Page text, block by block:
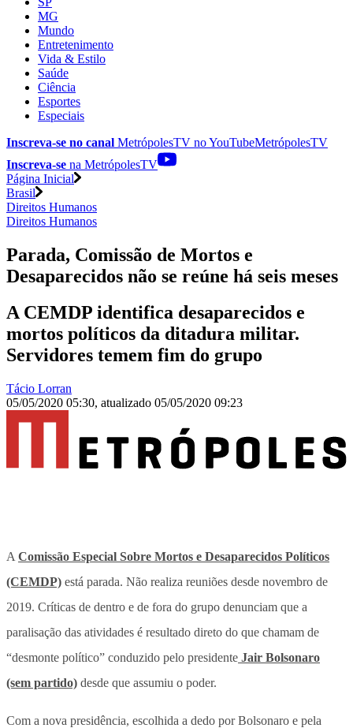
MG
Mundo
Entretenimento
Vida & Estilo
Saúde
Ciência
Esportes
Especiais
Inscreva-se no canal MetrópolesTV noYouTubeMetrópolesTV
Inscreva-se na MetrópolesTV
Página Inicial
Brasil
Direitos Humanos
Direitos Humanos
Parada, Comissão de Mortos e
Desaparecidos não se reúne há seis meses
A CEMDP identifica desaparecidos e
mortos políticos da ditadura militar.
Servidores temem fim do grupo
Tácio Lorran
05/05/2020 05:30, atualizado 05/05/2020 09:23
A Comissão Especial Sobre Mortos e Desaparecidos Políticos
(CEMDP) está parada. Não realiza reuniões desde novembro de
2019. Críticas de dentro e de fora do grupo denunciam que a
paralisação das atividades é resultado direto do que chamam de
“desmonte político” conduzido pelo presidente Jair Bolsonaro
(sem partido) desde que assumiu o poder.
Com a nova presidência, escolhida a dedo por Bolsonaro e pela